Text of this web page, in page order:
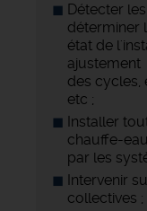
Détecter
déterminer
état de
ajustement
des cycles,
etc ;
Installer
chauffe-
par les
Intervenir
collectives ;